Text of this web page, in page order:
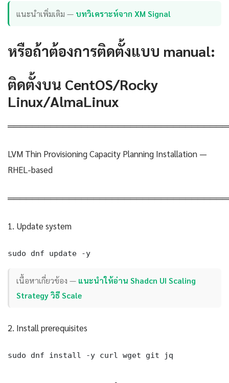
แนะนำเพิ่มเติม — บทวิเคราะห์จาก XM Signal
หรือถ้าต้องการติดตั้งแบบ manual:
ติดตั้งบน CentOS/Rocky
Linux/AlmaLinux
LVM Thin Provisioning Capacity Planning Installation —
RHEL-based
1. Update system
sudo dnf update -y
เนื้อหาเกี่ยวข้อง — แนะนำให้อ่าน Shadcn UI Scaling
Strategy วิธี Scale
2. Install prerequisites
sudo dnf install -y curl wget git jq